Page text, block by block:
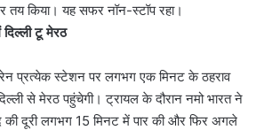
किया। यह सफर नॉन-स्टॉप रहा।
टू मेरठ
प्रत्येक स्टेशन पर लगभग एक मिनट के ठहराव
से मेरठ पहुंचेगी। ट्रायल के दौरान नमो भारत ने
की दूरी लगभग 15 मिनट में पार की और फिर अगले